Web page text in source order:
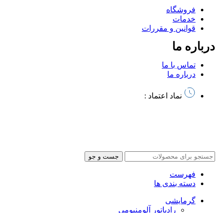
فروشگاه
خدمات
قوانین و مقررات
درباره ما
تماس با ما
درباره ما
نماد اعتماد :
جست و جو
فهرست
دسته بندی ها
گرمایشی
رادیاتور آلومنیومی